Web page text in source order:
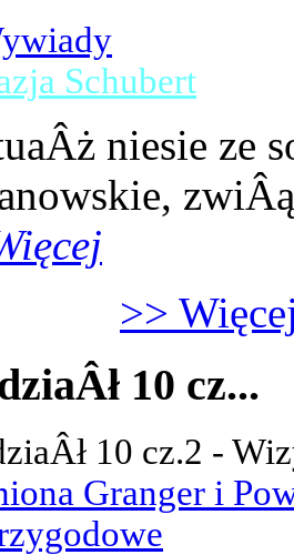
Schubert
niesie ze
>>
10 cz...
10 cz.2 -
Granger i